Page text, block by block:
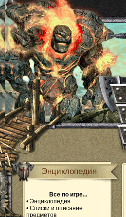
Энциклопедия
Все по игре...
• Энциклопедия
• Списки и описание
предметов